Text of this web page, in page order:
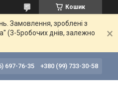
Кошик
Замовлення, зроблені з
(3-5робочих днів, залежно
697-76-35 +380 (99) 733-30-58